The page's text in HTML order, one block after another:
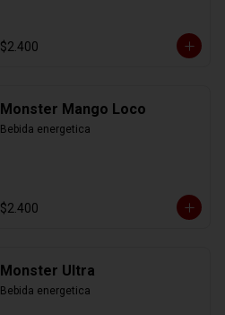
$2.400
Monster Mango Loco
Bebida energetica
$2.400
Monster Ultra
Bebida energetica